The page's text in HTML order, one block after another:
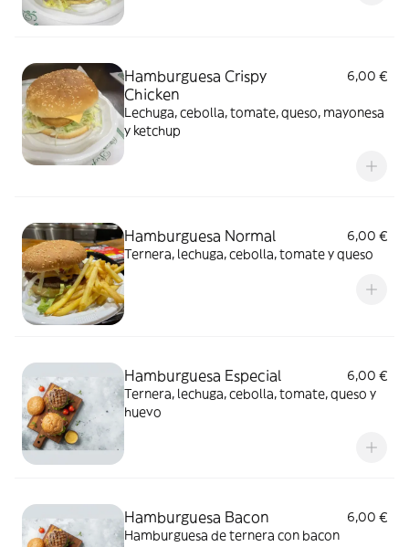
Hamburguesa Crispy
Chicken
6,00 €
Lechuga, cebolla, tomate, queso, mayonesa
y ketchup
Hamburguesa Normal
6,00 €
Ternera, lechuga, cebolla, tomate y queso
Hamburguesa Especial
6,00 €
Ternera, lechuga, cebolla, tomate, queso y
huevo
Hamburguesa Bacon
6,00 €
Hamburguesa de ternera con bacon